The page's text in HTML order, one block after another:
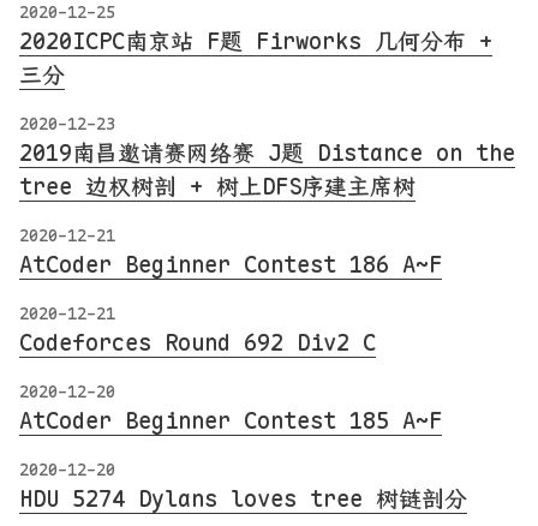
2020-12-25
2020ICPC南京站 F题 Firworks 几何分布 +
三分
2020-12-23
2019南昌邀请赛网络赛 J题 Distance on the
tree 边权树剖 + 树上DFS序建主席树
2020-12-21
AtCoder Beginner Contest 186 A~F
2020-12-21
Codeforces Round 692 Div2 C
2020-12-20
AtCoder Beginner Contest 185 A~F
2020-12-20
HDU 5274 Dylans loves tree 树链剖分